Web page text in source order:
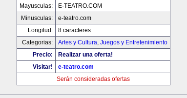
Mayusculas:
E-TEATRO.COM
Minusculas:
e-teatro.com
Longitud:
8 caracteres
Categorias:
Artes y Cultura, Juegos y Entretenimiento
Precio:
Realizar una oferta!
Visitar!
e-teatro.com
Serán consideradas ofertas